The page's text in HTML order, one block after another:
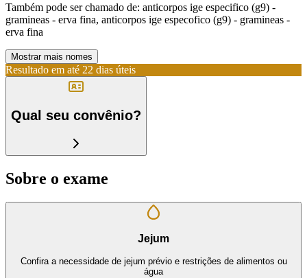
Também pode ser chamado de: anticorpos ige especifico (g9) -
gramineas - erva fina, anticorpos ige especofico (g9) - gramineas -
erva fina
Mostrar mais nomes
Resultado em até 22 dias úteis
Qual seu convênio?
Sobre o exame
Jejum
Confira a necessidade de jejum prévio e restrições de alimentos ou
água